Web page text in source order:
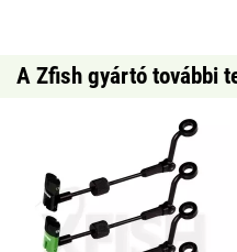
A Zfish gyártó további